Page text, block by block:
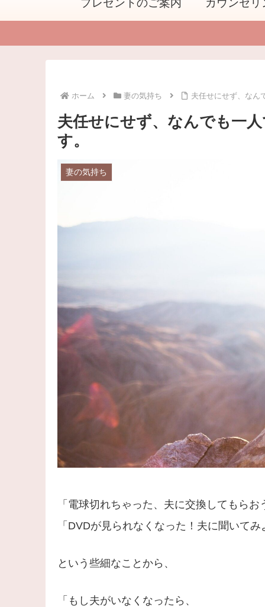
プレゼントのご案内 カウンセリ
ホーム 妻の気持ち 夫任せにせず、なん
夫任せにせず、なんでも一
す。
妻の気持ち
「電球切れちゃった、夫に交換してもらお
「DVDが見られなくなった！夫に聞いてみ
という些細なことから、
「もし夫がいなくなったら、